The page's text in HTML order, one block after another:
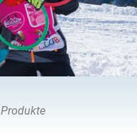
Produkte